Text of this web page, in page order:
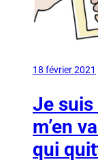
18 février 2021
Je suis
m’en
qui